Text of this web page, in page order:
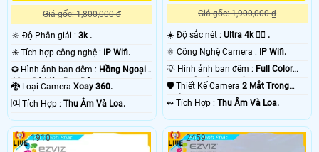
Giá gốc: 1,800,000 ₫
🔆 Độ Phân giải : 3k .
✳️ Tích hợp công nghệ :
IP Wifi.
✪ Hình ảnh ban đêm : Hồng Ngoại
10m Có Màu Ban Ðêm.
🐉️ Loại Camera Xoay 360.
️🆑 Tích Hợp : Thu Âm Và Loa.
Giá gốc: 1,900,000 ₫
☀️ Độ sắc nét :Ultra 4k 👍🏾 .
⚛️ Công Nghệ Camera :
IP Wifi.
💡 Hình ảnh ban đêm : Full Color
10m Có Màu Ban Ðêm.
🛡 Thiết Kế Camera2 Mắt Trong
Nhà.
️↭ Tích Hợp :Thu Âm Và Loa.
1910 2459